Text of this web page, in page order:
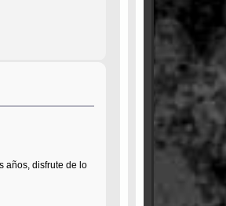
años, disfrute de lo